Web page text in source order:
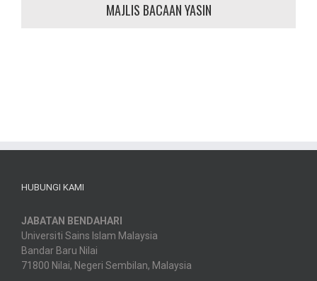
MAJLIS BACAAN YASIN
HUBUNGI KAMI
JABATAN BENDAHARI
Universiti Sains Islam Malaysia
Bandar Baru Nilai
71800 Nilai, Negeri Sembilan, Malaysia